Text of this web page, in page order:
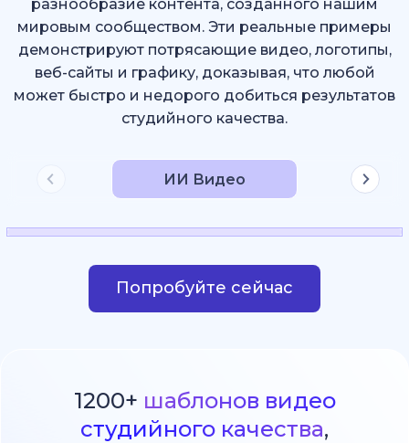
разнообразие контента, созданного нашим
мировым сообществом. Эти реальные примеры
демонстрируют потрясающие видео, логотипы,
веб-сайты и графику, доказывая, что любой
может быстро и недорого добиться результатов
студийного качества.
ИИ Видео
Попробуйте сейчас
1200+ шаблонов видео
студийного качества,